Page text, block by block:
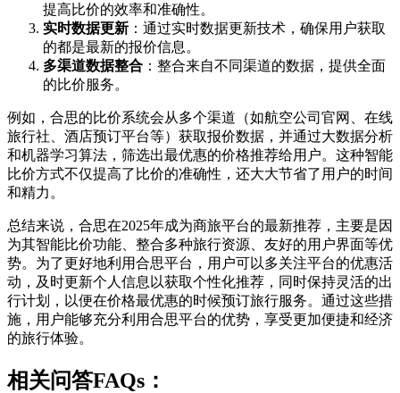
提高比价的效率和准确性。
实时数据更新 ：通过实时数据更新技术，确保用户获取
的都是最新的报价信息。
多渠道数据整合 ：整合来自不同渠道的数据，提供全面
的比价服务。
例如，合思的比价系统会从多个渠道（如航空公司官网、在线
旅行社、酒店预订平台等）获取报价数据，并通过大数据分析
和机器学习算法，筛选出最优惠的价格推荐给用户。这种智能
比价方式不仅提高了比价的准确性，还大大节省了用户的时间
和精力。
总结来说，合思在2025年成为商旅平台的最新推荐，主要是因
为其智能比价功能、整合多种旅行资源、友好的用户界面等优
势。为了更好地利用合思平台，用户可以多关注平台的优惠活
动，及时更新个人信息以获取个性化推荐，同时保持灵活的出
行计划，以便在价格最优惠的时候预订旅行服务。通过这些措
施，用户能够充分利用合思平台的优势，享受更加便捷和经济
的旅行体验。
相关问答FAQs：